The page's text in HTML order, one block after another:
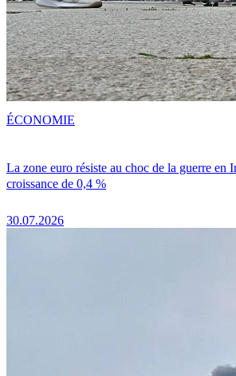
La zone euro résiste au choc de la guerre en
croissance de 0,4 %
30.07.2026
ÉCONOMIE